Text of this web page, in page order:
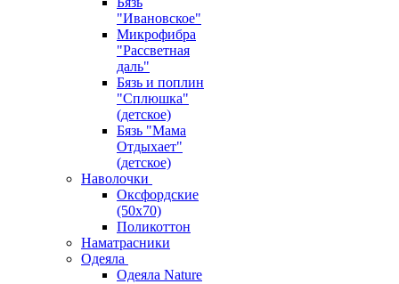
"Ивановское"
Микрофибра
"Рассветная
даль"
Бязь и поплин
"Сплюшка"
(детское)
Бязь "Мама
Отдыхает"
(детское)
Наволочки
Оксфордские
(50х70)
Поликоттон
Наматрасники
Одеяла
Одеяла Nature